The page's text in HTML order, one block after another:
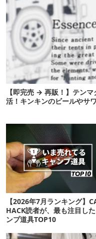
【即完売 → 再販！】テン
活！キンキンのビールやサ
【2026年7月ランキング】
HACK読者が、最も注目し
ンプ道具TOP10